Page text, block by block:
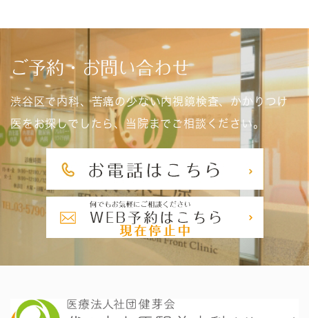
ご予約・お問い合わせ
渋谷区で内科、苦痛の少ない内視鏡検査、かかりつけ
医をお探しでしたら、当院までご相談ください。